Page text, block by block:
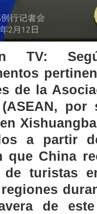
TV:
de la
a partir
que China
de turistas
de